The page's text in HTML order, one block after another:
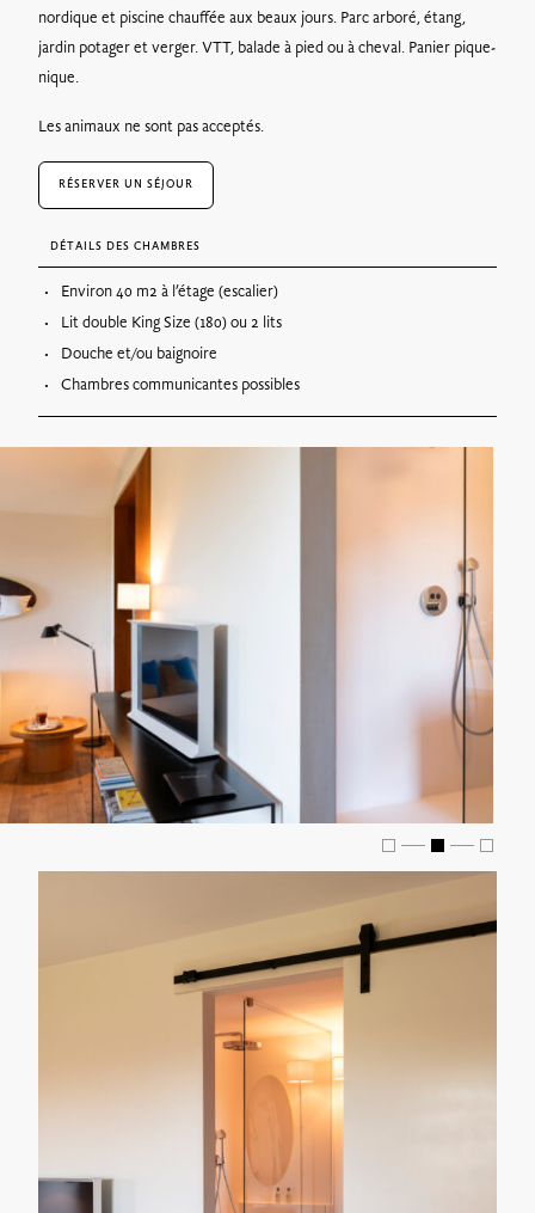
nordique et piscine chauffée aux beaux jours. Parc arboré, étang,
jardin potager et verger. VTT, balade à pied ou à cheval. Panier pique-
nique.
Les animaux ne sont pas acceptés.
RÉSERVER UN SÉJOUR
DÉTAILS DES CHAMBRES
Environ 40 m2 à l’étage (escalier)
Lit double King Size (180) ou 2 lits
Douche et/ou baignoire
Chambres communicantes possibles